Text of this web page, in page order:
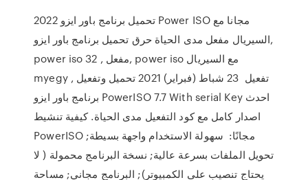
تحميل برنامج باور ايزو 2022 Power ISO مجانا مع
السيريال مفعل مدى الحياة حرق تحميل برنامج باور ايزو,
power iso 32 , مفعل, power iso مع السيريال
myegy , تفعيل 23 شباط (فبراير) 2021 تحميل وتفعيل
برنامج باور ايزو PowerISO 7.7 With serial Key احدث
اصدار كامل مع كود التفعيل مدى الحياة. كيفية تنشيط
PowerISO مجانًا: سهولة الاستخدام واجهة بسيطة;
تحويل الملفات بسرعة عالية; نسخة البرنامج محمولة ( لا
يحتاج تنصيب على الكمبيوتر); البرنامج مجاني; مساحة